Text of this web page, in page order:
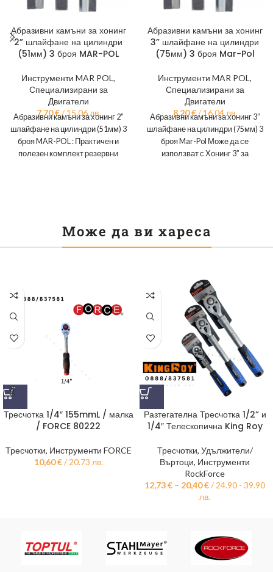
Абразивни камъни за хонинг
2” шлайфане на цилиндри
(51мм) 3 броя MAR-POL
Инструменти MAR POL ,
Специализирани за
Двигатели
7,70€ / 15.06 лв.
Абразивни камъни за хонинг 2”
шлайфане на цилиндри (51мм) 3
броя MAR-POL : Практичен и
полезен комплект резервни
Абразивни камъни за хонинг
3” шлайфане на цилиндри
(75мм) 3 броя Mar-Pol
Инструменти MAR POL ,
Специализирани за
Двигатели
8,20€ / 16.04 лв.
Абразивни камъни за хонинг 3”
шлайфане на цилиндри (75мм) 3
броя Mar-Pol Може да се
използват с Хонинг 3” за
Може да ви хареса
Тресчотка 1/4″ 155mmL / малка
/ FORCE 80222
Тресчотки, Инструменти FORCE
10,60€ / 20.73 лв.
Разтегателна Тресчотка 1/2” и
1/4″ Телескопична King Roy
Тресчотки, Удължители/
Въртоци, Инструменти
RockForce
12,73€ – 20,40€/ 24.90 - 39.90
лв.